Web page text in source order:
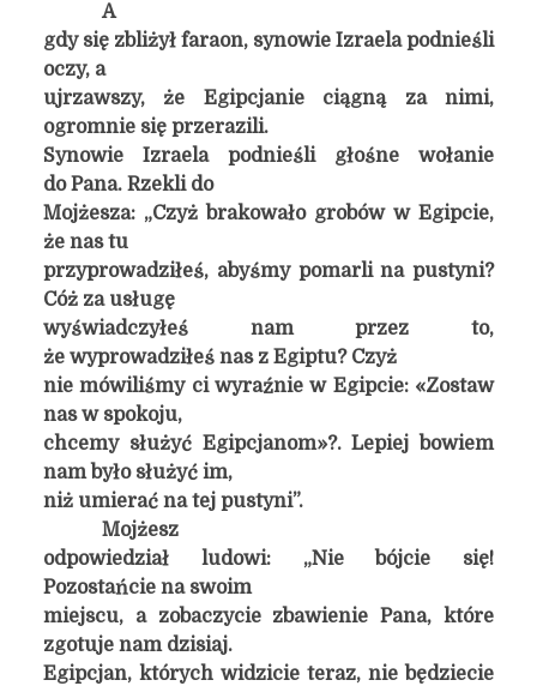
A
gdy się zbliżył faraon, synowie Izraela podnieśli
oczy, a
ujrzawszy, że Egipcjanie ciągną za nimi,
ogromnie się przerazili.
Synowie Izraela podnieśli głośne wołanie
do Pana. Rzekli do
Mojżesza: „Czyż brakowało grobów w Egipcie,
że nas tu
przyprowadziłeś, abyśmy pomarli na pustyni?
Cóż za usługę
wyświadczyłeś nam przez to,
że wyprowadziłeś nas z Egiptu? Czyż
nie mówiliśmy ci wyraźnie w Egipcie: «Zostaw
nas w spokoju,
chcemy służyć Egipcjanom»?. Lepiej bowiem
nam było służyć im,
niż umierać na tej pustyni”.
Mojżesz
odpowiedział ludowi: „Nie bójcie się!
Pozostańcie na swoim
miejscu, a zobaczycie zbawienie Pana, które
zgotuje nam dzisiaj.
Egipcjan, których widzicie teraz, nie będziecie